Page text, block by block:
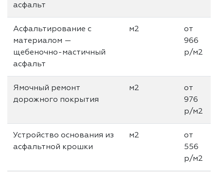
асфальт
Асфальтирование с
материалом —
щебеночно-мастичный
асфальт
м2
от
966
р/м2
Ямочный ремонт
дорожного покрытия
м2
от
976
р/м2
Устройство основания из
асфальтной крошки
м2
от
556
р/м2